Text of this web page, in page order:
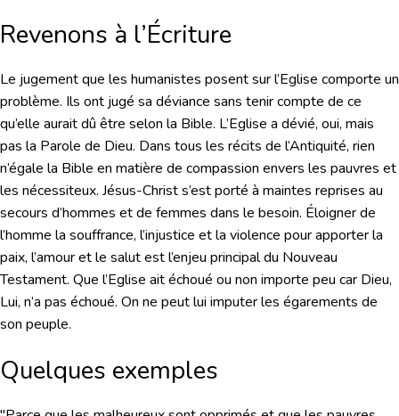
Revenons à l’Écriture
Le jugement que les humanistes posent sur l’Eglise comporte un
problème. Ils ont jugé sa déviance sans tenir compte de ce
qu’elle aurait dû être selon la Bible. L’Eglise a dévié, oui, mais
pas la Parole de Dieu. Dans tous les récits de l’Antiquité, rien
n’égale la Bible en matière de compassion envers les pauvres et
les nécessiteux. Jésus-Christ s’est porté à maintes reprises au
secours d’hommes et de femmes dans le besoin. Éloigner de
l’homme la souffrance, l’injustice et la violence pour apporter la
paix, l’amour et le salut est l’enjeu principal du Nouveau
Testament. Que l’Eglise ait échoué ou non importe peu car Dieu,
Lui, n’a pas échoué. On ne peut lui imputer les égarements de
son peuple.
Quelques exemples